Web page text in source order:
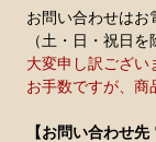
お問い合わせはお
（土・日・祝日
大変申し訳ござい
お手数ですが、商
【お問い合わせ先